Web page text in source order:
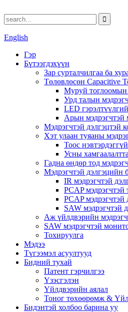
English
Гэр
Бүтээгдэхүүн
Зар сурталчилгаа ба
Төлөвлөсөн Capacitive
Муруй тоглоомын
Урд талын
LED
Арын мэдрэгчтэй
Мэдрэгчтэй дэлгэцтэй
Хэт улаан туяаны
Тоос
Усны
Гадна өндөр тод
Мэдрэгчтэй дэлгэцийн
IR мэдрэгчтэй
PCAP мэдрэгчтэй
PCAP мэдрэгчтэй
SAW мэдрэгчтэй
Аж үйлдвэрийн
SAW мэдрэгчтэй
Тохируулга
Мэдээ
Түгээмэл асуултууд
Бидний тухай
Патент гэрчилгээ
Үзэсгэлэн
Үйлдвэрийн аялал
Тоног төхөөрөмж &
Бидэнтэй холбоо барина уу